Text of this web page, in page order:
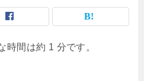
時間は約 1 分です。